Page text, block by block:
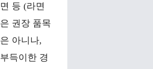
면 등 (라면
은 권장 품목
은 아니나,
부득이한 경